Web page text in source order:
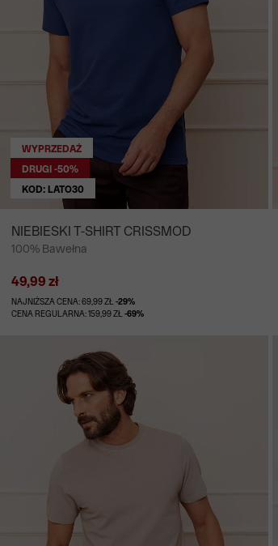
WYPRZEDAŻ
DRUGI -50%
KOD: LATO30
NIEBIESKI T-SHIRT CRISSMOD
100% Bawełna
49,99 zł
NAJNIŻSZA CENA: 69,99 ZŁ-29%
CENA REGULARNA: 159,99 ZŁ-69%